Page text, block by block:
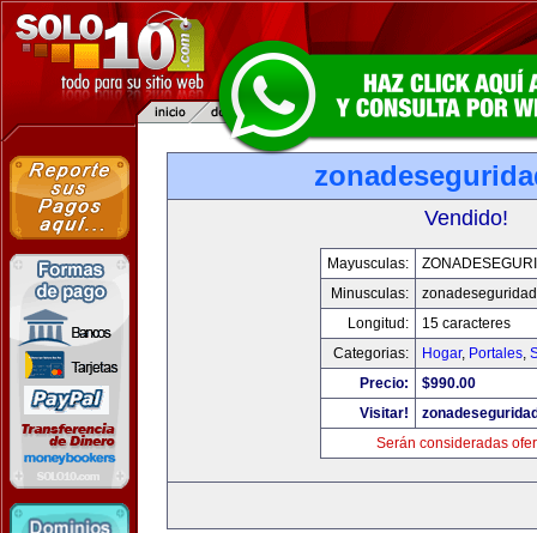
Vendido!
Mayusculas:
Minusculas:
Longitud:
15 caracteres
Categorias:
Hogar, Portales,
Precio:
$990.00
Visitar!
Serán consideradas